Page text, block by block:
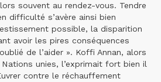
souvent au rendez-vous. Tendre
difficulté s’avère ainsi bien
possible, la disparition
avoir les pires conséquences
de l’aider ». Koffi Annan, alors
unies, l’exprimait fort bien il
contre le réchauffement